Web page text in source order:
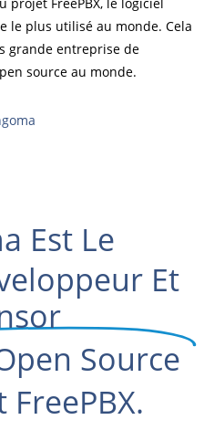
FreePBX, le logiciel
le plus utilisé au monde. Cela
grande entreprise de
source au monde.
Est Le
Et
Source